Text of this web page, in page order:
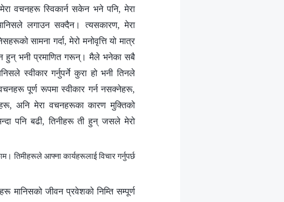
वचनहरू स्विकार्न सकेन भने पनि, मेरा
लगाउन सक्दैन। त्यसकारण, मेरा
सामना गर्दा, मेरो मनोवृत्ति यो मात्र
हुन् भनी प्रमाणित गरून्। मैले भनेका सबै
स्वीकार गर्नुपर्ने कुरा हो भनी तिनले
पूर्ण रूपमा स्वीकार गर्न नसक्नेहरू,
अनि मेरा वचनहरूका कारण मुक्तिको
पनि बढी, तिनीहरू ती हुन् जसले मेरो
तिमीहरूले आफ्ना कार्यहरूलाई विचार गर्नुपर्छ
मानिसको जीवन प्रवेशको निम्ति सम्पूर्ण